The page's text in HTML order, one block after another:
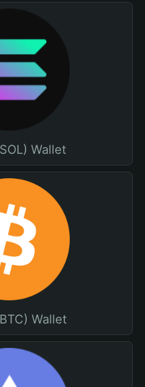
Wallet
Wallet